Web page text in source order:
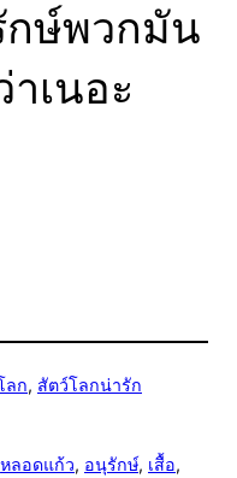
ษ์พวกมัน
เนอะ
ลก, สัตว์โลกน่ารัก
หลอดแก้ว, อนุรักษ์, เสื้อ